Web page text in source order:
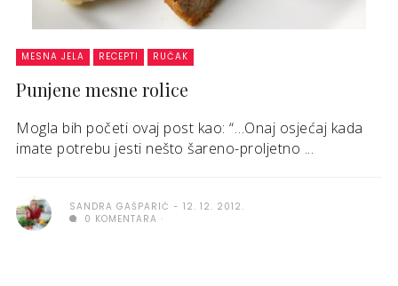
MESNA JELA RECEPTI RUČAK
Punjene mesne rolice
Mogla bih početi ovaj post kao: “…Onaj osjećaj kada
imate potrebu jesti nešto šareno-proljetno ...
SANDRA GAŠPARIĆ
12. 12. 2012.
0 KOMENTARA